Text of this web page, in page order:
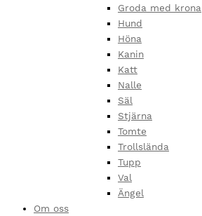
Groda med krona
Hund
Höna
Kanin
Katt
Nalle
Säl
Stjärna
Tomte
Trollslända
Tupp
Val
Ängel
Om oss